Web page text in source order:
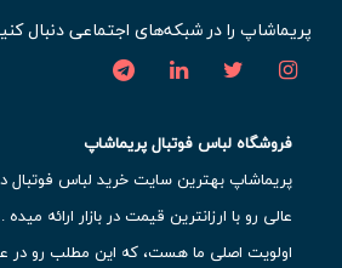
پریماشاپ را در شبکه‌های اجتماعی دنبال
فروشگاه لباس فوتبال پریماشاپ
پریماشاپ بهترین سایت خرید لباس
عالی رو با ارزانترین قیمت در بازار ارائه
اولویت اصلی ما هست، که این مطلب رو در